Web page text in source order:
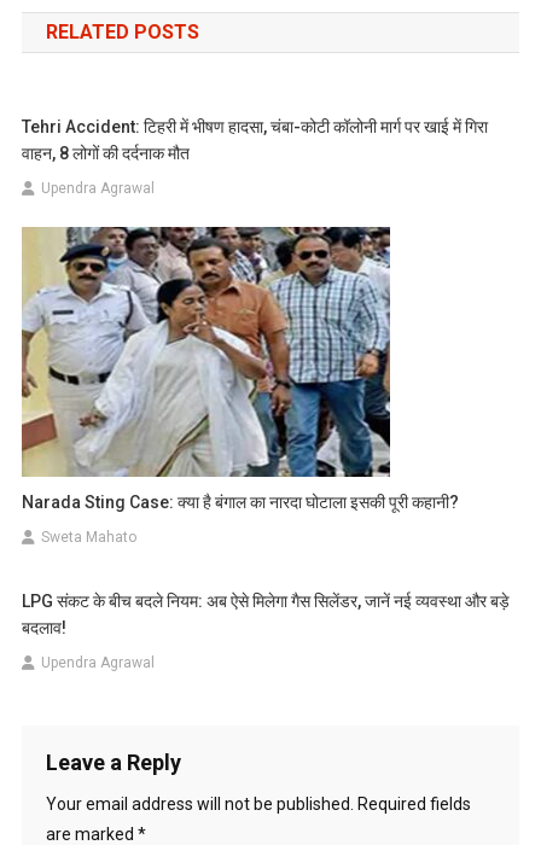
RELATED POSTS
Tehri Accident: टिहरी में भीषण हादसा, चंबा-कोटी कॉलोनी मार्ग पर खाई में गिरा
वाहन, 8 लोगों की दर्दनाक मौत
Upendra Agrawal
Narada Sting Case: क्या है बंगाल का नारदा घोटाला इसकी पूरी कहानी?
Sweta Mahato
LPG संकट के बीच बदले नियम: अब ऐसे मिलेगा गैस सिलेंडर, जानें नई व्यवस्था और बड़े
बदलाव!
Upendra Agrawal
Leave a Reply
Your email address will not be published.
Required fields
are marked *